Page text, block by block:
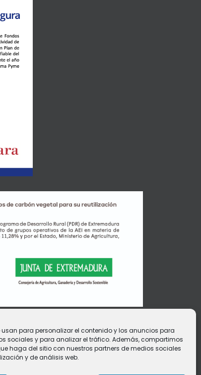
usan para personalizar el contenido y los anuncios para
sociales y para analizar el tráfico. Además, compartimos
haga del sitio con nuestros partners de medios sociales
y de análisis web.